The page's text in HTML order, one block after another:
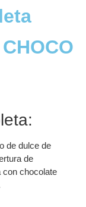
de dulce de
de
con chocolate